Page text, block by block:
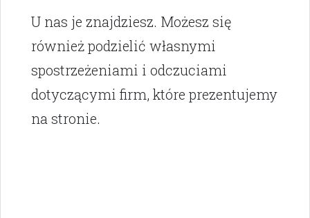
U nas je znajdziesz. Możesz się
również podzielić własnymi
spostrzeżeniami i odczuciami
dotyczącymi firm, które prezentujemy
na stronie.